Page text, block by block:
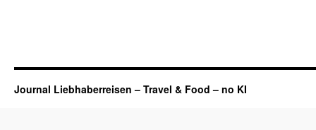
Journal Liebhaberreisen – Travel & Food – no KI